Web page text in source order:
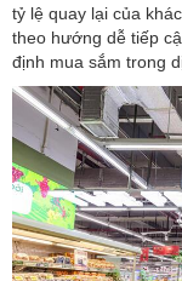
tỷ lệ quay lại của
theo hướng dễ tiếp
định mua sắm trong